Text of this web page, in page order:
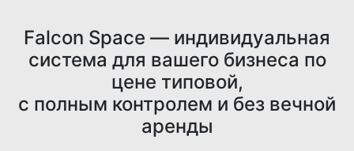
Falcon Space — индивидуальная
система для вашего бизнеса по
цене типовой,
с полным контролем и без вечной
аренды